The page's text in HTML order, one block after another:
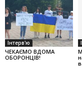
Інтерв'ю
ЧЕКАЄМО ВДОМА
ОБОРОНЦІВ!